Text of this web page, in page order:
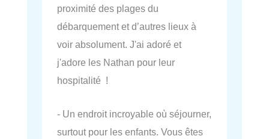
proximité des plages du
débarquement et d’autres lieux à
voir absolument. J'ai adoré et
j'adore les Nathan pour leur
hospitalité !
- Un endroit incroyable où séjourner,
surtout pour les enfants. Vous êtes